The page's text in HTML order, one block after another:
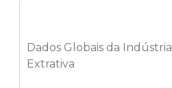
Dados Globais da Indústria
Extrativa